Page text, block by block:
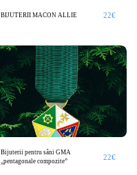
BIJUTERII MACON ALLIE 22€
Bijuterii pentru sâni GMA
„pentagonale compozite”
22€